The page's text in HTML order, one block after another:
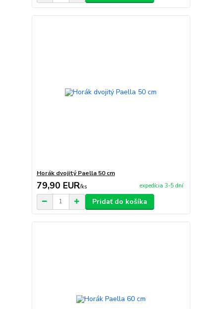
Horák dvojitý Paella 50 cm
79,90 EUR/ks expedícia 3-5 dní
Pridať do košíka